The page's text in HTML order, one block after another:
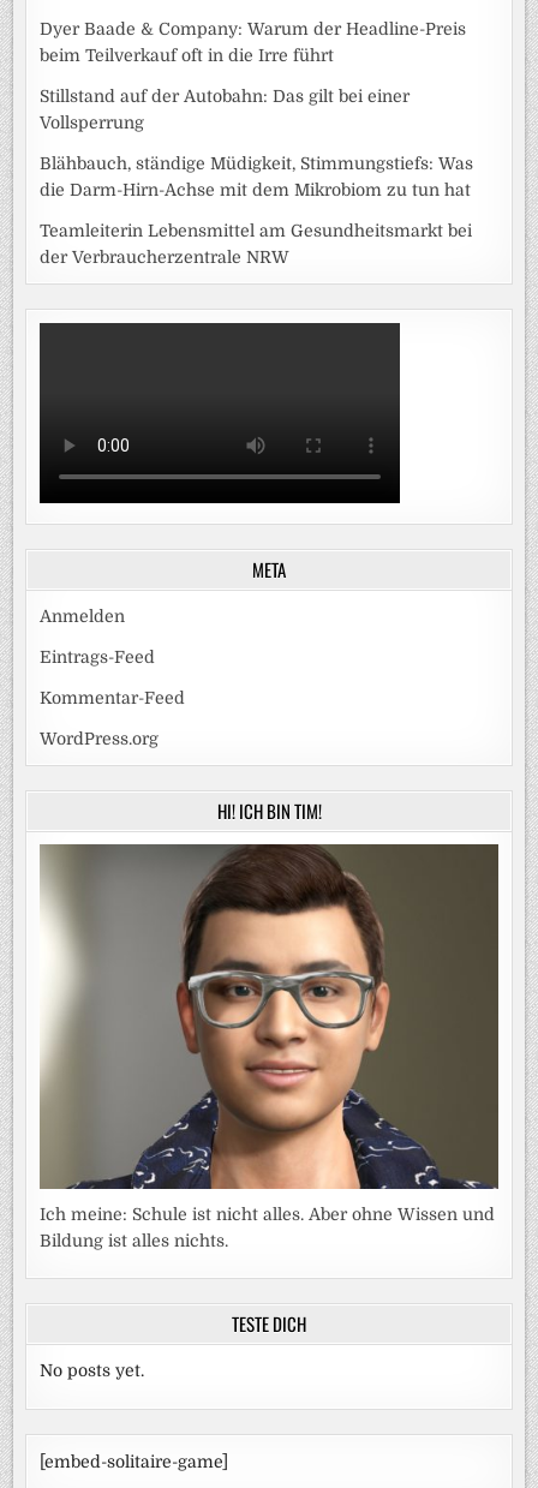
Dyer Baade & Company: Warum der Headline-Preis
beim Teilverkauf oft in die Irre führt
Stillstand auf der Autobahn: Das gilt bei einer
Vollsperrung
Blähbauch, ständige Müdigkeit, Stimmungstiefs: Was
die Darm-Hirn-Achse mit dem Mikrobiom zu tun hat
Teamleiterin Lebensmittel am Gesundheitsmarkt bei
der Verbraucherzentrale NRW
META
Anmelden
Eintrags-Feed
Kommentar-Feed
WordPress.org
HI! ICH BIN TIM!
Ich meine: Schule ist nicht alles. Aber ohne Wissen und
Bildung ist alles nichts.
TESTE DICH
No posts yet.
[embed-solitaire-game]